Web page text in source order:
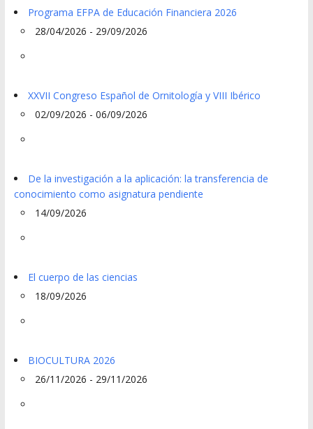
Programa EFPA de Educación Financiera 2026
28/04/2026 - 29/09/2026
XXVII Congreso Español de Ornitología y VIII Ibérico
02/09/2026 - 06/09/2026
De la investigación a la aplicación: la transferencia de
conocimiento como asignatura pendiente
14/09/2026
El cuerpo de las ciencias
18/09/2026
BIOCULTURA 2026
26/11/2026 - 29/11/2026